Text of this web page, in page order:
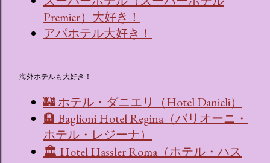
Premier）大好き！
アパホテル大好き！
海外ホテルも大好き！
🏰 ホテル・ダニエリ（Hotel Danieli）
🏨 Baglioni Hotel Regina（バリオーニ・
ホテル・レジーナ）
🏛 Hotel Hassler Roma（ホテル・ハス